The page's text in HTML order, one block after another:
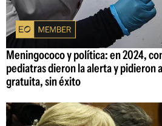
Meningococo y política: en 2024,
pediatras dieron la alerta y pidieron
gratuita, sin éxito